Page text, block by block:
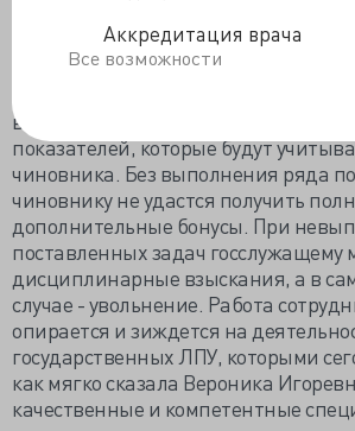
Аккредитация врача
Все возможности
которых необходимо достичь
рамках своих компетенций.
ведомства будет сформирован свой
показателей, которые будут
чиновника. Без выполнения ряда
чиновнику не удастся получить
дополнительные бонусы. При
поставленных задач госслужащему
дисциплинарные взыскания, а в
случае - увольнение. Работа
опирается и зиждется на
государственных ЛПУ, которыми
как мягко сказала Вероника
качественные и компетентные